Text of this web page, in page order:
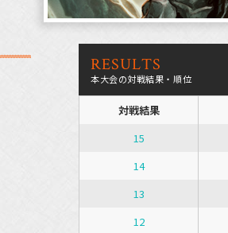
RESULTS
本大会の対戦結果・順位
対戦結果
15
14
13
12